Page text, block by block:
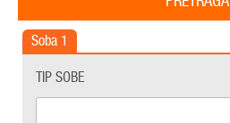
Soba 1
TIP SOBE